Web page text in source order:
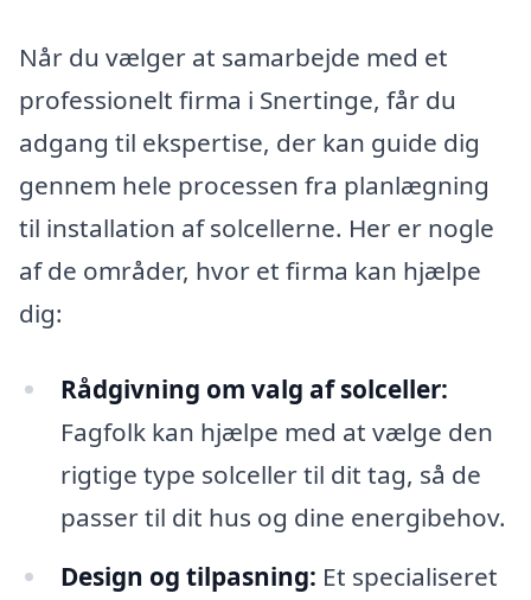
Når du vælger at samarbejde med et
professionelt firma i Snertinge, får du
adgang til ekspertise, der kan guide dig
gennem hele processen fra planlægning
til installation af solcellerne. Her er nogle
af de områder, hvor et firma kan hjælpe
dig:
Rådgivning om valg af solceller:
Fagfolk kan hjælpe med at vælge den
rigtige type solceller til dit tag, så de
passer til dit hus og dine energibehov.
Design og tilpasning: Et specialiseret